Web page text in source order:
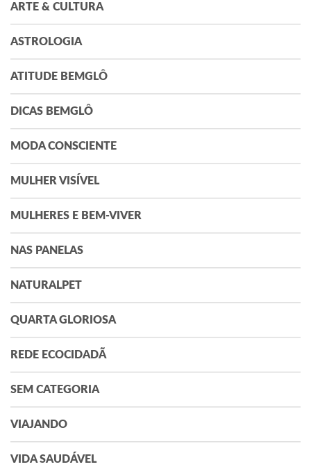
ARTE & CULTURA
ASTROLOGIA
ATITUDE BEMGLÔ
DICAS BEMGLÔ
MODA CONSCIENTE
MULHER VISÍVEL
MULHERES E BEM-VIVER
NAS PANELAS
NATURALPET
QUARTA GLORIOSA
REDE ECOCIDADÃ
SEM CATEGORIA
VIAJANDO
VIDA SAUDÁVEL